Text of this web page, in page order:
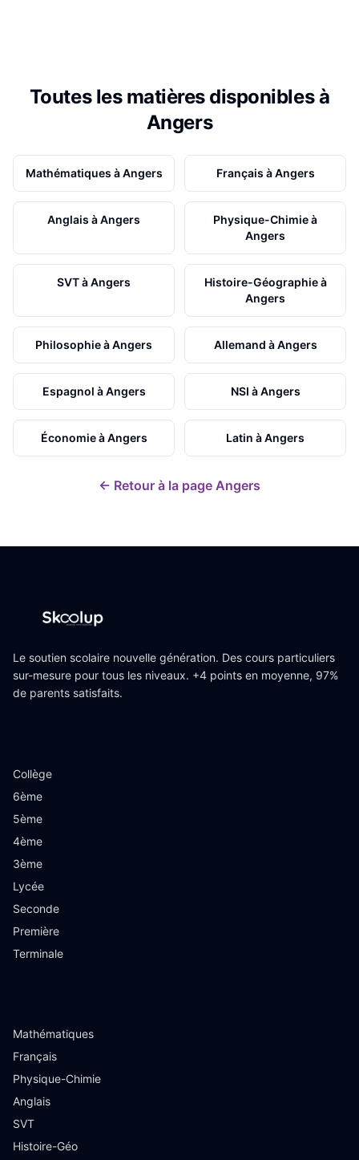
Toutes les matières disponibles à
Angers
Mathématiques àAngers Français àAngers
Anglais àAngers Physique-Chimieà
Angers
SVTàAngers Histoire-Géographieà
Angers
PhilosophieàAngers Allemand àAngers
Espagnol àAngers NSI àAngers
ÉconomieàAngers Latin àAngers
← Retour à la page Angers
Le soutien scolaire nouvelle génération. Des cours particuliers
sur-mesure pour tous les niveaux. +4 points en moyenne, 97%
de parents satisfaits.
Collège
6ème
5ème
4ème
3ème
Lycée
Seconde
Première
Terminale
Mathématiques
Français
Physique-Chimie
Anglais
SVT
Histoire-Géo